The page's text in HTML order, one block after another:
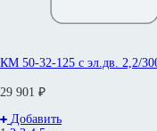
КМ 50-32-125 с эл.дв. 2,2/
29 901 ₽
Добавить